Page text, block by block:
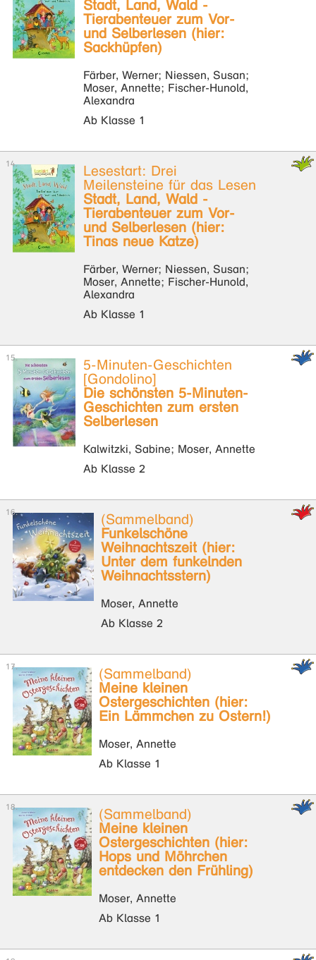
Stadt, Land, Wald -
Tierabenteuer zum Vor-
und Selberlesen (hier:
Sackhüpfen)
Färber, Werner; Niessen, Susan;
Moser, Annette; Fischer-Hunold,
Alexandra
Ab Klasse 1
Lesestart: Drei
Meilensteine für das Lesen
Stadt, Land, Wald -
Tierabenteuer zum Vor-
und Selberlesen (hier:
Tinas neue Katze)
Färber, Werner; Niessen, Susan;
Moser, Annette; Fischer-Hunold,
Alexandra
Ab Klasse 1
5-Minuten-Geschichten
[Gondolino]
Die schönsten 5-Minuten-
Geschichten zum ersten
Selberlesen
Kalwitzki, Sabine; Moser, Annette
Ab Klasse 2
(Sammelband)
Funkelschöne
Weihnachtszeit (hier:
Unter dem funkelnden
Weihnachtsstern)
Moser, Annette
Ab Klasse 2
(Sammelband)
Meine kleinen
Ostergeschichten (hier:
Ein Lämmchen zu Ostern!)
Moser, Annette
Ab Klasse 1
(Sammelband)
Meine kleinen
Ostergeschichten (hier:
Hops und Möhrchen
entdecken den Frühling)
Moser, Annette
Ab Klasse 1